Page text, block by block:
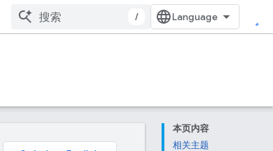
/
本页内容
相关主题